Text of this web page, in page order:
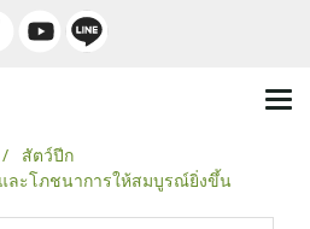
สัตว์ปีก
ละโภชนาการให้สมบูรณ์ยิ่งขึ้น